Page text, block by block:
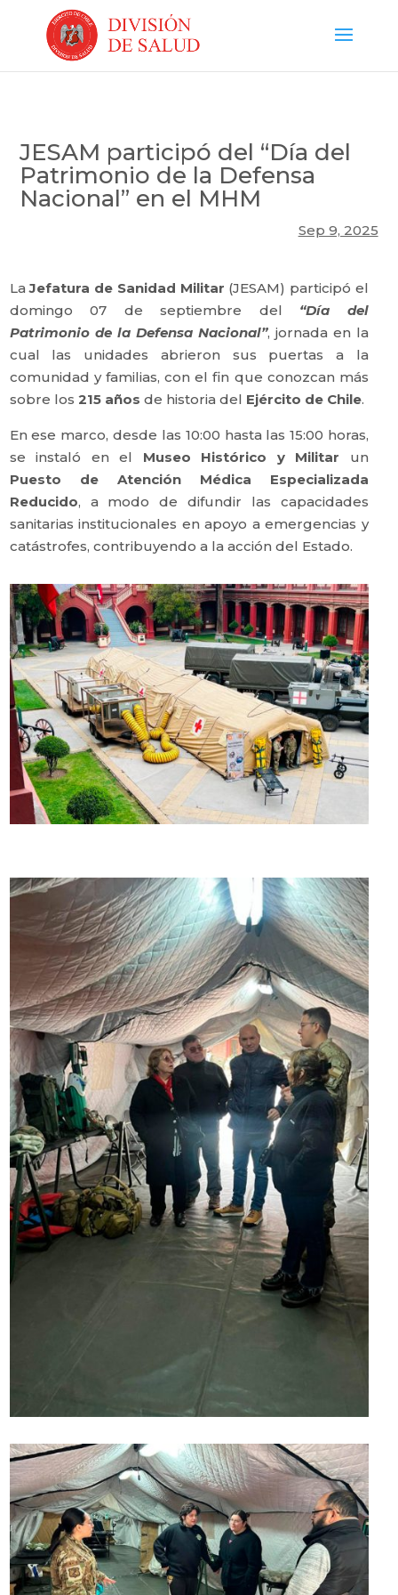
JESAM participó del “Día del
Patrimonio de la Defensa
Nacional” en el MHM
Sep 9, 2025
LaJefatura de Sanidad Militar (JESAM) participó el
domingo 07 de septiembre del “Día del
Patrimonio de la Defensa Nacional”, jornada en la
cual las unidades abrieron sus puertas a la
comunidad y familias, con el fin que conozcan más
sobre los 215 años de historia del Ejército de Chile.
En ese marco, desde las 10:00 hasta las 15:00 horas,
se instaló en el Museo Histórico y Militar un
Puesto de Atención Médica Especializada
Reducido, a modo de difundir las capacidades
sanitarias institucionales en apoyo a emergencias y
catástrofes, contribuyendo a la acción del Estado.